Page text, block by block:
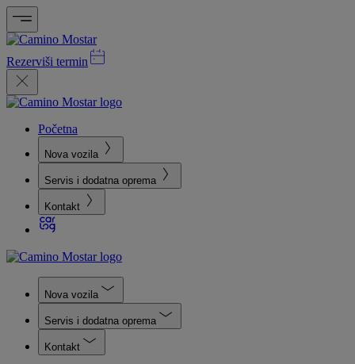
Rezerviši termin
Početna
Nova vozila
Servis i dodatna oprema
Kontakt
Nova vozila
Servis i dodatna oprema
Kontakt